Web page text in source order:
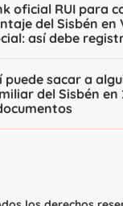
oficial RUI para
del Sisbén en
así debe
puede sacar a
del Sisbén en